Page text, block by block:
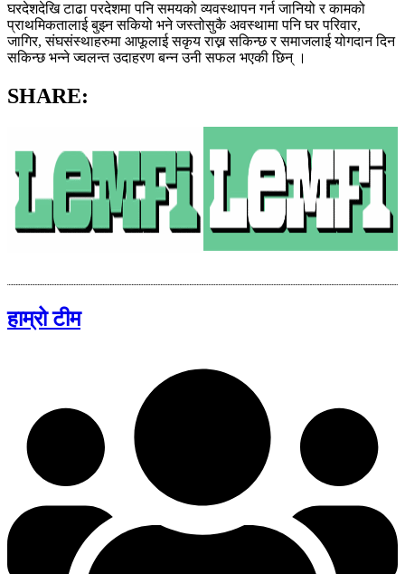
घरदेशदेखि टाढा परदेशमा पनि समयको व्यवस्थापन गर्न जानियो र कामको
प्राथमिकतालाई बुझ्न सकियो भने जस्तोसुकै अवस्थामा पनि घर परिवार,
जागिर, संघसंस्थाहरुमा आफूलाई सकृय राख्न सकिन्छ र समाजलाई योगदान दिन
सकिन्छ भन्ने ज्वलन्त उदाहरण बन्न उनी सफल भएकी छिन् ।
SHARE:
हाम्रो टीम